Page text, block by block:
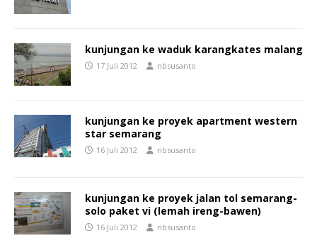
kunjungan ke waduk karangkates malang
17 Juli 2012 nbsusanto
kunjungan ke proyek apartment western
star semarang
16 Juli 2012 nbsusanto
kunjungan ke proyek jalan tol semarang-
solo paket vi (lemah ireng-bawen)
16 Juli 2012 nbsusanto